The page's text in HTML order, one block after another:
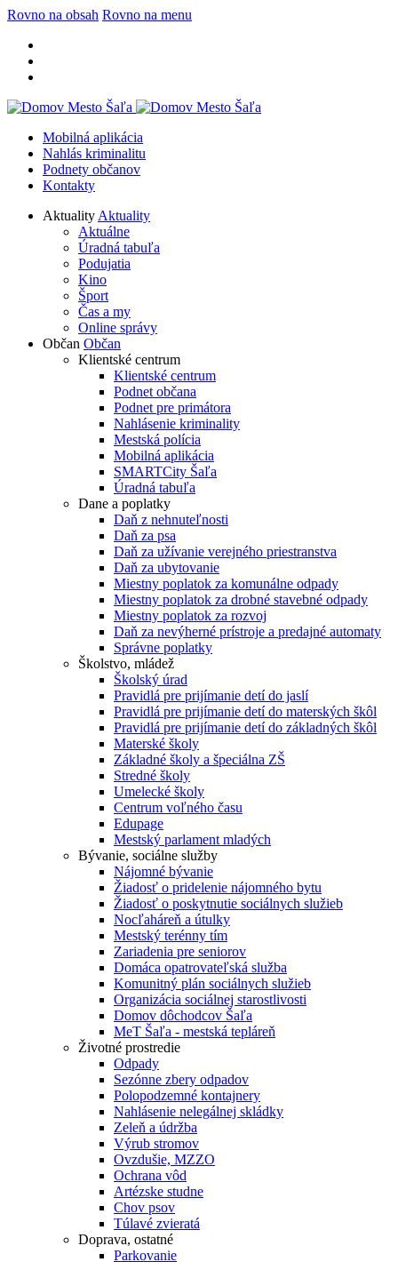
Rovno na obsah Rovno na menu
Mobilná aplikácia
Nahlás kriminalitu
Podnety občanov
Kontakty
Aktuality Aktuality
Aktuálne
Úradná tabuľa
Podujatia
Kino
Šport
Čas a my
Online správy
Občan Občan
Klientské centrum
Klientské centrum
Podnet občana
Podnet pre primátora
Nahlásenie kriminality
Mestská polícia
Mobilná aplikácia
SMARTCity Šaľa
Úradná tabuľa
Dane a poplatky
Daň z nehnuteľnosti
Daň za psa
Daň za užívanie verejného priestranstva
Daň za ubytovanie
Miestny poplatok za komunálne odpady
Miestny poplatok za drobné stavebné odpady
Miestny poplatok za rozvoj
Daň za nevýherné prístroje a predajné automaty
Správne poplatky
Školstvo, mládež
Školský úrad
Pravidlá pre prijímanie detí do jaslí
Pravidlá pre prijímanie detí do materských škôl
Pravidlá pre prijímanie detí do základných škôl
Materské školy
Základné školy a špeciálna ZŠ
Stredné školy
Umelecké školy
Centrum voľného času
Edupage
Mestský parlament mladých
Bývanie, sociálne služby
Nájomné bývanie
Žiadosť o pridelenie nájomného bytu
Žiadosť o poskytnutie sociálnych služieb
Nocľaháreň a útulky
Mestský terénny tím
Zariadenia pre seniorov
Domáca opatrovateľská služba
Komunitný plán sociálnych služieb
Organizácia sociálnej starostlivosti
Domov dôchodcov Šaľa
MeT Šaľa - mestská tepláreň
Životné prostredie
Odpady
Sezónne zbery odpadov
Polopodzemné kontajnery
Nahlásenie nelegálnej skládky
Zeleň a údržba
Výrub stromov
Ovzdušie, MZZO
Ochrana vôd
Artézske studne
Chov psov
Túlavé zvieratá
Doprava, ostatné
Parkovanie